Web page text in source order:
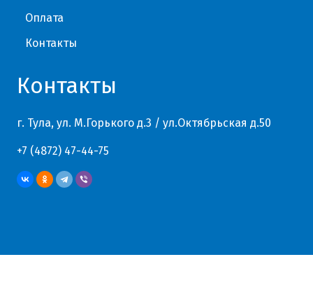
Оплата
Контакты
Контакты
г. Тула, ул. М.Горького д.3 / ул.Октябрьская д.50
+7 (4872) 47-44-75